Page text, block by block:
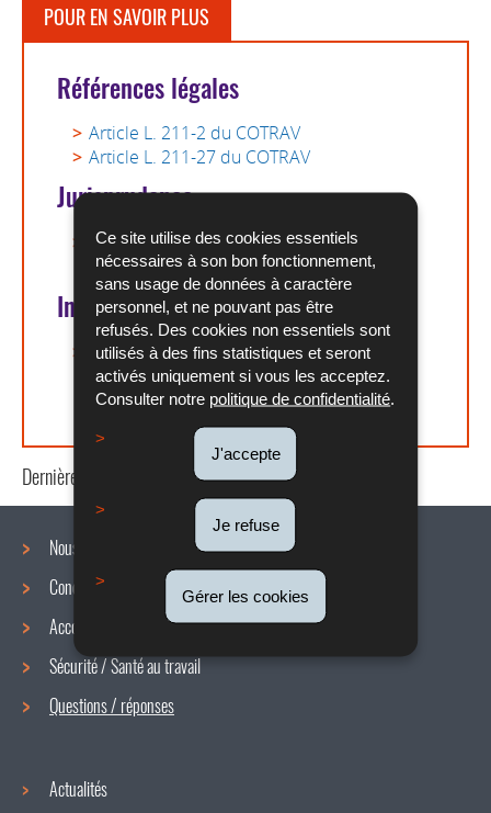
Ce site utilise des cookies essentiels
nécessaires à son bon fonctionnement,
sans usage de données à caractère
personnel, et ne pouvant pas être
refusés. Des cookies non essentiels sont
utilisés à des fins statistiques et seront
activés uniquement si vous les acceptez.
Consulter notre politique de confidentialité
J'accepte
Je refuse
Gérer les cookies
POUR EN SAVOIR PLUS
Références légales
Article L. 211-2 du COTRAV
Article L. 211-27 du COTRAV
Jurisprudence
CSJ du 9 novembre 2017, n°41734 du rôle
(Pdf - 57 Ko)
Informations complémentaires
D18a5 - Est-ce que les salariés agricoles
sont protégés par les dispositions
réglementant la durée de travail?
Dernière mise à jour 29/07/2020
Menu
de
navigation
Nous connaître
Conditions de travail
Accords collectifs
Sécurité / Santé au travail
Questions / réponses
Actualités